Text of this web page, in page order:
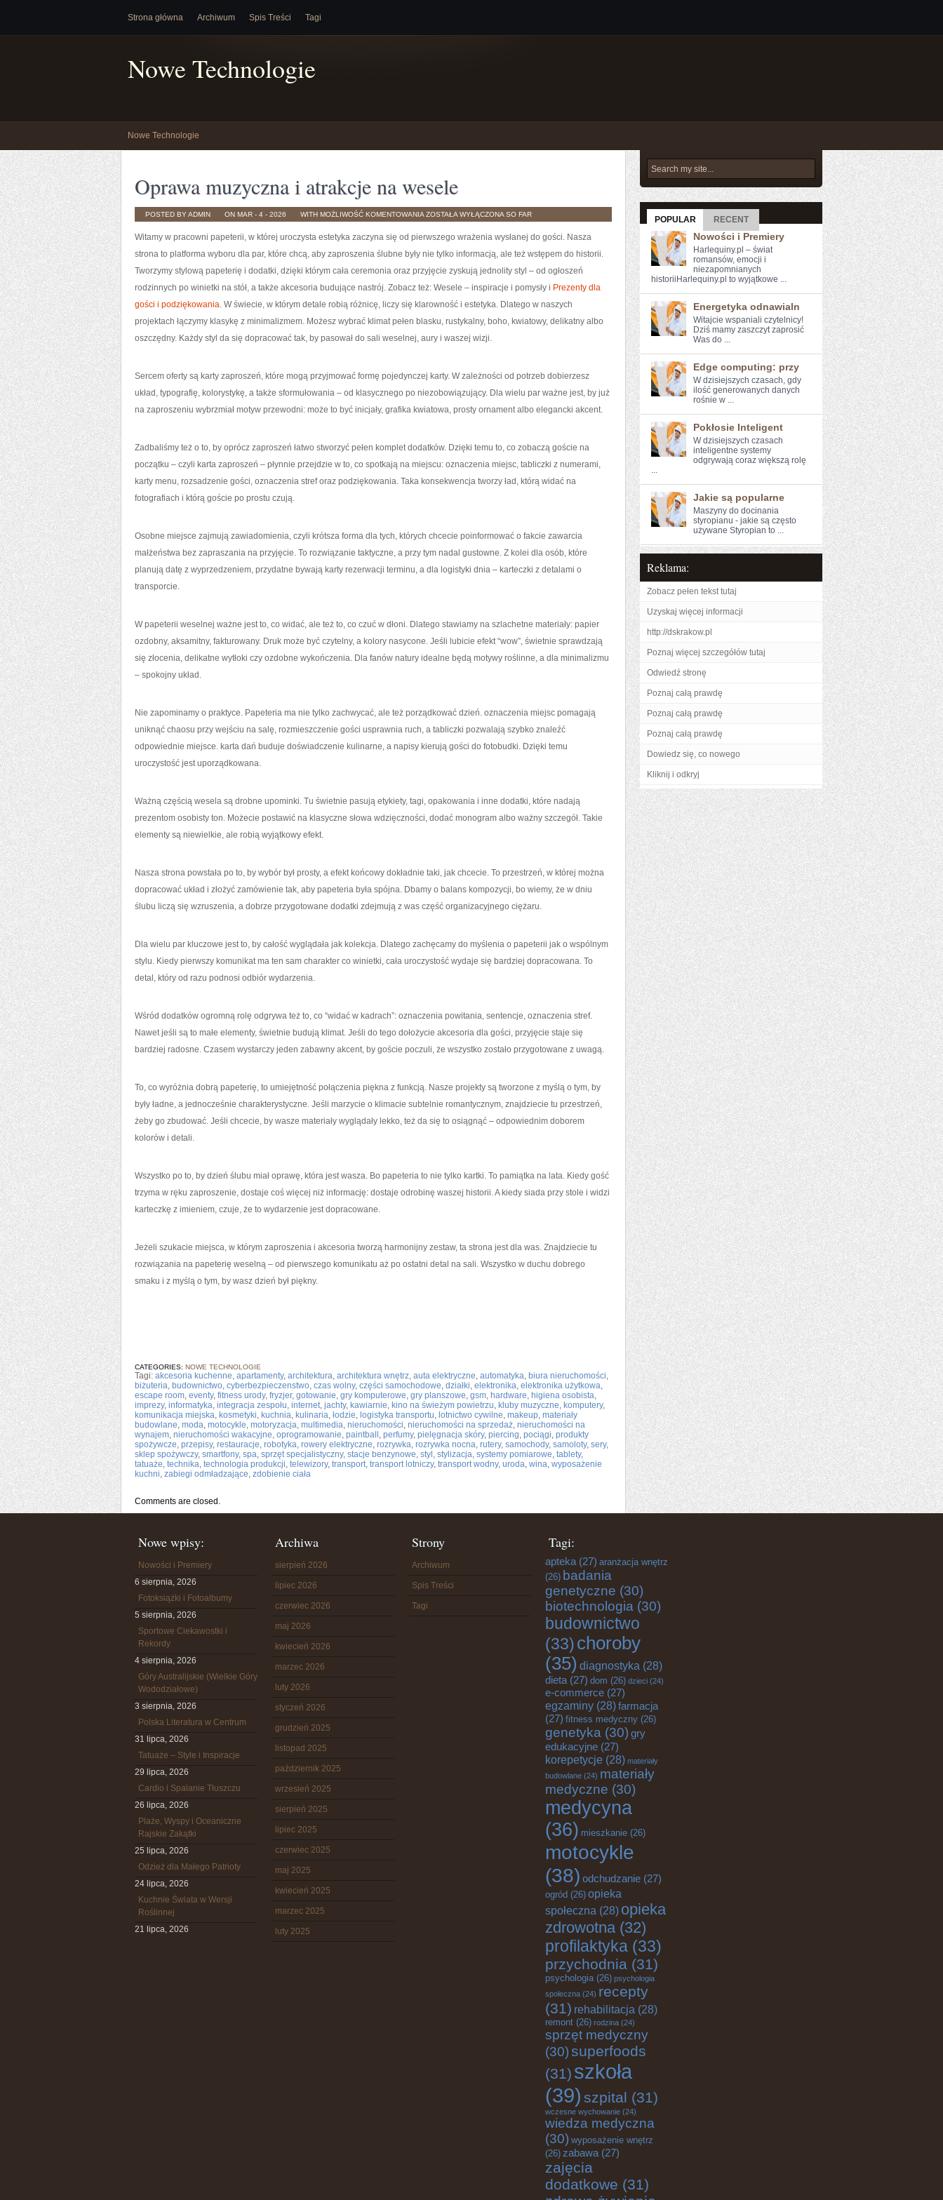
Strona główna Archiwum Spis Treści Tagi
Nowe Technologie
Nowe Technologie
Oprawa muzyczna i atrakcje na wesele
POSTED BY ADMIN ON MAR - 4 - 2026 WITH MOŻLIWOŚĆ KOMENTOWANIA OPRAWA
MUZYCZNA
ATRAKCJE
WESELE
ZOSTAŁA WYŁĄCZONA SO FAR
Witamy w pracowni papeterii, w której uroczysta estetyka zaczyna się od pierwszego wrażenia wysłanej do gości. Nasza
strona to platforma wyboru dla par, które chcą, aby zaproszenia ślubne były nie tylko informacją, ale też wstępem do historii.
Tworzymy stylową papeterię i dodatki, dzięki którym cała ceremonia oraz przyjęcie zyskują jednolity styl – od ogłoszeń
rodzinnych po winietki na stół, a także akcesoria budujące nastrój. Zobacz też: Wesele – inspiracje i pomysły i Prezenty dla
gości i podziękowania. W świecie, w którym detale robią różnicę, liczy się klarowność i estetyka. Dlatego w naszych
projektach łączymy klasykę z minimalizmem. Możesz wybrać klimat pełen blasku, rustykalny, boho, kwiatowy, delikatny albo
oszczędny. Każdy styl da się dopracować tak, by pasował do sali weselnej, aury i waszej wizji.
Sercem oferty są karty zaproszeń, które mogą przyjmować formę pojedynczej karty. W zależności od potrzeb dobierzesz
układ, typografię, kolorystykę, a także sformułowania – od klasycznego po niezobowiązujący. Dla wielu par ważne jest, by już
na zaproszeniu wybrzmiał motyw przewodni: może to być inicjały, grafika kwiatowa, prosty ornament albo elegancki akcent.
Zadbaliśmy też o to, by oprócz zaproszeń łatwo stworzyć pełen komplet dodatków. Dzięki temu to, co zobaczą goście na
początku – czyli karta zaproszeń – płynnie przejdzie w to, co spotkają na miejscu: oznaczenia miejsc, tabliczki z numerami,
karty menu, rozsadzenie gości, oznaczenia stref oraz podziękowania. Taka konsekwencja tworzy ład, którą widać na
fotografiach i którą goście po prostu czują.
Osobne miejsce zajmują zawiadomienia, czyli krótsza forma dla tych, których chcecie poinformować o fakcie zawarcia
małżeństwa bez zapraszania na przyjęcie. To rozwiązanie taktyczne, a przy tym nadal gustowne. Z kolei dla osób, które
planują datę z wyprzedzeniem, przydatne bywają karty rezerwacji terminu, a dla logistyki dnia – karteczki z detalami o
transporcie.
W papeterii weselnej ważne jest to, co widać, ale też to, co czuć w dłoni. Dlatego stawiamy na szlachetne materiały: papier
ozdobny, aksamitny, fakturowany. Druk może być czytelny, a kolory nasycone. Jeśli lubicie efekt “wow”, świetnie sprawdzają
się złocenia, delikatne wytłoki czy ozdobne wykończenia. Dla fanów natury idealne będą motywy roślinne, a dla minimalizmu
– spokojny układ.
Nie zapominamy o praktyce. Papeteria ma nie tylko zachwycać, ale też porządkować dzień. oznaczenia miejsc pomagają
uniknąć chaosu przy wejściu na salę, rozmieszczenie gości usprawnia ruch, a tabliczki pozwalają szybko znaleźć
odpowiednie miejsce. karta dań buduje doświadczenie kulinarne, a napisy kierują gości do fotobudki. Dzięki temu
uroczystość jest uporządkowana.
Ważną częścią wesela są drobne upominki. Tu świetnie pasują etykiety, tagi, opakowania i inne dodatki, które nadają
prezentom osobisty ton. Możecie postawić na klasyczne słowa wdzięczności, dodać monogram albo ważny szczegół. Takie
elementy są niewielkie, ale robią wyjątkowy efekt.
Nasza strona powstała po to, by wybór był prosty, a efekt końcowy dokładnie taki, jak chcecie. To przestrzeń, w której można
dopracować układ i złożyć zamówienie tak, aby papeteria była spójna. Dbamy o balans kompozycji, bo wiemy, że w dniu
ślubu liczą się wzruszenia, a dobrze przygotowane dodatki zdejmują z was część organizacyjnego ciężaru.
Dla wielu par kluczowe jest to, by całość wyglądała jak kolekcja. Dlatego zachęcamy do myślenia o papeterii jak o wspólnym
stylu. Kiedy pierwszy komunikat ma ten sam charakter co winietki, cała uroczystość wydaje się bardziej dopracowana. To
detal, który od razu podnosi odbiór wydarzenia.
Wśród dodatków ogromną rolę odgrywa też to, co “widać w kadrach”: oznaczenia powitania, sentencje, oznaczenia stref.
Nawet jeśli są to małe elementy, świetnie budują klimat. Jeśli do tego dołożycie akcesoria dla gości, przyjęcie staje się
bardziej radosne. Czasem wystarczy jeden zabawny akcent, by goście poczuli, że wszystko zostało przygotowane z uwagą.
To, co wyróżnia dobrą papeterię, to umiejętność połączenia piękna z funkcją. Nasze projekty są tworzone z myślą o tym, by
były ładne, a jednocześnie charakterystyczne. Jeśli marzycie o klimacie subtelnie romantycznym, znajdziecie tu przestrzeń,
żeby go zbudować. Jeśli chcecie, by wasze materiały wyglądały lekko, też da się to osiągnąć – odpowiednim doborem
kolorów i detali.
Wszystko po to, by dzień ślubu miał oprawę, która jest wasza. Bo papeteria to nie tylko kartki. To pamiątka na lata. Kiedy gość
trzyma w ręku zaproszenie, dostaje coś więcej niż informację: dostaje odrobinę waszej historii. A kiedy siada przy stole i widzi
karteczkę z imieniem, czuje, że to wydarzenie jest dopracowane.
Jeżeli szukacie miejsca, w którym zaproszenia i akcesoria tworzą harmonijny zestaw, ta strona jest dla was. Znajdziecie tu
rozwiązania na papeterię weselną – od pierwszego komunikatu aż po ostatni detal na sali. Wszystko w duchu dobrego
smaku i z myślą o tym, by wasz dzień był piękny.
CATEGORIES: NOWE TECHNOLOGIE
Tagi: akcesoria kuchenne, apartamenty, architektura, architektura wnętrz, auta elektryczne, automatyka, biura nieruchomości,
biżuteria, budownictwo, cyberbezpieczenstwo, czas wolny, części samochodowe, działki, elektronika, elektronika użytkowa,
escape room, eventy, fitness urody, fryzjer, gotowanie, gry komputerowe, gry planszowe, gsm, hardware, higiena osobista,
imprezy, informatyka, integracja zespołu, internet, jachty, kawiarnie, kino na świeżym powietrzu, kluby muzyczne, komputery,
komunikacja miejska, kosmetyki, kuchnia, kulinaria, łodzie, logistyka transportu, lotnictwo cywilne, makeup, materiały
budowlane, moda, motocykle, motoryzacja, multimedia, nieruchomości, nieruchomości na sprzedaż, nieruchomości na
wynajem, nieruchomości wakacyjne, oprogramowanie, paintball , perfumy, pielęgnacja skóry, piercing, pociągi, produkty
spożywcze, przepisy, restauracje, robotyka, rowery elektryczne, rozrywka, rozrywka nocna, rutery, samochody, samoloty, sery,
sklep spożywczy, smartfony, spa, sprzęt specjalistyczny, stacje benzynowe, styl , stylizacja, systemy pomiarowe, tablety,
tatuaże, technika, technologia produkcji, telewizory, transport, transport lotniczy, transport wodny, uroda, wina, wyposażenie
kuchni, zabiegi odmładzające, zdobienie ciała
Comments are closed.
POPULAR RECENT
Nowości i Premiery
Harlequiny.pl – świat
romansów, emocji i
niezapomnianych
historiiHarlequiny.pl to wyjątkowe ...
Energetyka odnawialn
Witajcie wspaniali czytelnicy!
Dziś mamy zaszczyt zaprosić
Was do ...
Edge computing: przy
W dzisiejszych czasach, gdy
ilość‌ generowanych danych
rośnie w ...
Pokłosie Inteligent
W dzisiejszych czasach
inteligentne systemy
⁢odgrywają coraz większą rolę
...
Jakie są popularne
Maszyny do docinania
styropianu - jakie są często
używane Styropian to ...
Reklama:
Zobacz pełen tekst tutaj
Uzyskaj więcej informacji
http://dskrakow.pl
Poznaj więcej szczegółów tutaj
Odwiedź stronę
Poznaj całą prawdę
Poznaj całą prawdę
Poznaj całą prawdę
Dowiedz się, co nowego
Kliknij i odkryj
Nowe wpisy:
Nowości i Premiery
6 sierpnia, 2026
Fotoksiążki i Fotoalbumy
5 sierpnia, 2026
Sportowe Ciekawostki i
Rekordy
4 sierpnia, 2026
Góry Australijskie (Wielkie Góry
Wododziałowe)
3 sierpnia, 2026
Polska Literatura w Centrum
31 lipca, 2026
Tatuaże – Style i Inspiracje
29 lipca, 2026
Cardio i Spalanie Tłuszczu
26 lipca, 2026
Plaże, Wyspy i Oceaniczne
Rajskie Zakątki
25 lipca, 2026
Odzież dla Małego Patrioty
24 lipca, 2026
Kuchnie Świata w Wersji
Roślinnej
21 lipca, 2026
Archiwa
sierpień 2026
lipiec 2026
czerwiec 2026
maj 2026
kwiecień 2026
marzec 2026
luty 2026
styczeń 2026
grudzień 2025
listopad 2025
październik 2025
wrzesień 2025
sierpień 2025
lipiec 2025
czerwiec 2025
maj 2025
kwiecień 2025
marzec 2025
luty 2025
Strony
Archiwum
Spis Treści
Tagi
Tagi:
apteka (27) aranżacja wnętrz
(26) badania
genetyczne (30)
biotechnologia (30)
budownictwo
(33)choroby
(35) diagnostyka (28)
dieta (27) dom (26) dzieci (24)
e-commerce (27)
egzaminy (28)farmacja
(27) fitness medyczny (26)
genetyka (30) gry
edukacyjne (27)
korepetycje (28) materiały
budowlane (24) materiały
medyczne (30)
medycyna
(36) mieszkanie (26)
motocykle
(38) odchudzanie (27)
ogród (26) opieka
społeczna (28) opieka
zdrowotna(32)
profilaktyka (33)
przychodnia (31)
psychologia(26) psychologia
społeczna (24) recepty
(31) rehabilitacja (28)
remont (26) rodzina (24)
sprzęt medyczny
(30)superfoods
(31) szkoła
(39) szpital (31)
wczesne wychowanie (24)
wiedza medyczna
(30) wyposażenie wnętrz
(26) zabawa (27)
zajęcia
dodatkowe (31)